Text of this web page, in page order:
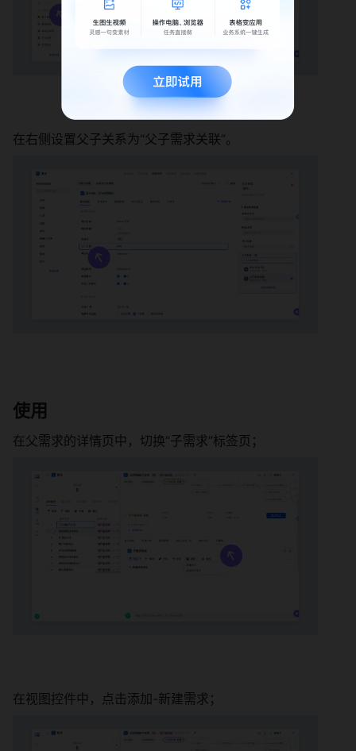
在右侧设置父子关系为“父子需求关联”。
使用
在父需求的详情页中，切换“子需求”标签页；
在视图控件中，点击添加-新建需求；